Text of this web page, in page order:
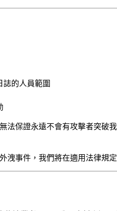
誌的人員範圍
法保證永遠不會有攻擊者突
洩事件，我們將在適用法律規